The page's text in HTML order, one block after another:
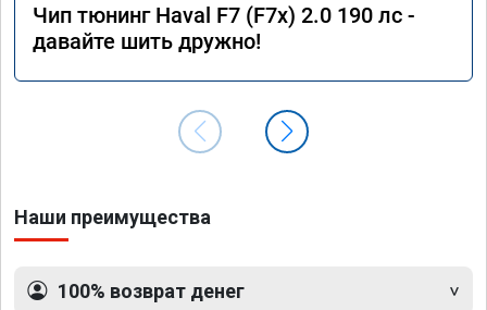
Чип тюнинг Haval F7 (F7x) 2.0 190 лс -
давайте шить дружно!
Наши преимущества
100% возврат денег